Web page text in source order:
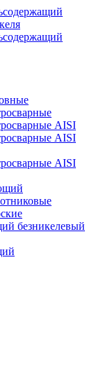
AISI
AISI
AISI
безникелевый